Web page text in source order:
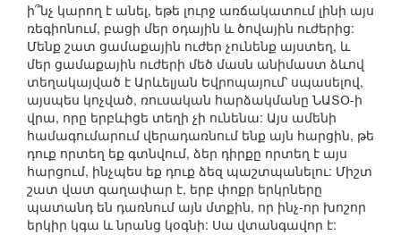
ի՞նչ կարող է անել, եթե լուրջ առճակատում լինի այս
ռեգիոնում, բացի մեր օդային և ծովային ուժերից:
Մենք շատ ցամաքային ուժեր չունենք այստեղ, և
մեր ցամաքային ուժերի մեծ մասն անիմաստ ձևով
տեղակայված է Արևելյան Եվրոպայում՝ սպասելով,
այսպես կոչված, ռուսական հարձակմանը ՆԱՏՕ-ի
վրա, որը երբևիցե տեղի չի ունենա: Այս ամենի
համագումարում վերադառնում ենք այն հարցին, թե
դուք որտեղ եք գտնվում, ձեր դիրքը որտեղ է այս
հարցում, ինչպես եք դուք ձեզ պաշտպանելու: Միշտ
շատ վատ գաղափար է, երբ փոքր երկրները
պատանդ են դառնում այն մտքին, որ ինչ-որ խոշոր
երկիր կգա և նրանց կօգնի: Սա վտանգավոր է: